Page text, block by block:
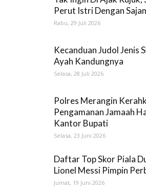
Perut Istri Dengan
Rabu, 29 Juli 2026
Kecanduan Judol Jenis
Ayah Kandungnya
Selasa, 28 Juli 2026
Polres Merangin
Pengamanan Jamaah
Kantor Bupati
Selasa, 23 Juni 2026
Daftar Top Skor Piala
Lionel Messi Pimpin
Jumat, 19 Juni 2026